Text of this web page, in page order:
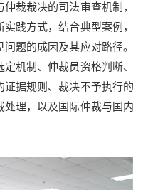
裁裁决的司法审查机制，
践方式，结合典型案例，
题的成因及其应对路径。
机制、仲裁员资格判断、
据规则、裁决不予执行的
理，以及国际仲裁与国内